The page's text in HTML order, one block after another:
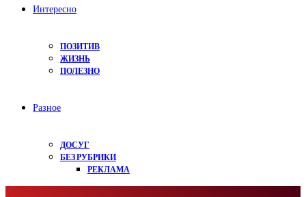
Интересно
ПОЗИТИВ
ЖИЗНЬ
ПОЛЕЗНО
Разное
ДОСУГ
БЕЗ РУБРИКИ
РЕКЛАМА